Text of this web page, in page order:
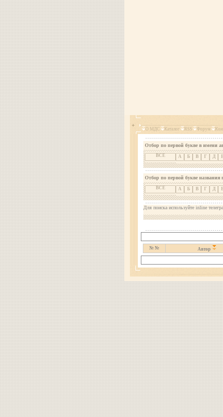
О МДС Каталог RSS Форум
Отбор по первой букве в имени
ВСЕ А Б В Г Д
Отбор по первой букве названия
ВСЕ А Б В Г Д
Для поиска используйте inline
№ № Автор